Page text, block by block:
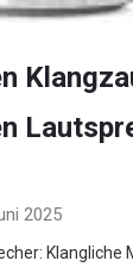
2025